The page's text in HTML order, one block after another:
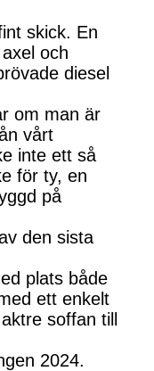
skick. En
och
diesel
om man är
vårt
inte ett så
för ty, en
på
den sista
plats både
ett enkelt
soffan till
2024.